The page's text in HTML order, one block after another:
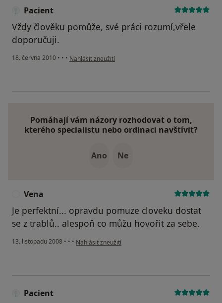
Pacient
Vždy člověku pomůže, své práci rozumí,vřele
doporučuji.
18. června 2010 • • • podle názoru uživatele Pacient
Nahlásit zneužití
Pomáhají vám názory rozhodovat o tom,
kterého specialistu nebo ordinaci navštívit?
Ano Ne
Vena
Je perfektní... opravdu pomuze cloveku dostat
se z trablů.. alespoň co můžu hovořit za sebe.
13. listopadu 2008 • • • podle názoru uživatele Vena
Nahlásit zneužití
Pacient